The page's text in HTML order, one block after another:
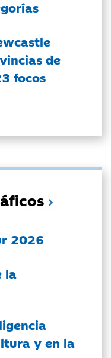
de
focos
2026
la
y en la